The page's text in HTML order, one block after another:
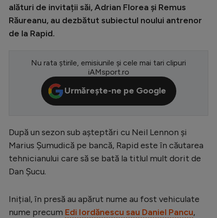
Champions League
CM 2026
Premier League
Serie A
Bundesliga
Ligue 1
Starurile fotbalului
alături de invitații săi, Adrian Florea și Remus
Răureanu, au dezbătut subiectul noului antrenor
de la Rapid.
Nu rata știrile, emisiunile și cele mai tari clipuri
iAMsport.ro
Urmărește-ne pe Google
După un sezon sub așteptări cu Neil Lennon și
Marius Șumudică pe bancă, Rapid este în căutarea
tehnicianului care să se bată la titlul mult dorit de
Dan Șucu.
Inițial, în presă au apărut nume au fost vehiculate
nume precum Edi Iordănescu sau Daniel Pancu,